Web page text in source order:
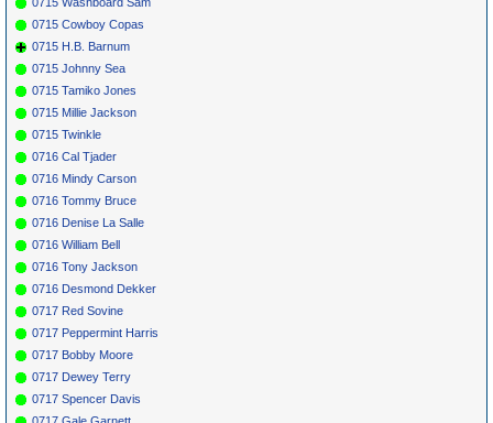
0715 Cowboy Copas
0715 H.B. Barnum
0715 Johnny Sea
0715 Tamiko Jones
0715 Millie Jackson
0715 Twinkle
0716 Cal Tjader
0716 Mindy Carson
0716 Tommy Bruce
0716 Denise La Salle
0716 William Bell
0716 Tony Jackson
0716 Desmond Dekker
0717 Red Sovine
0717 Peppermint Harris
0717 Bobby Moore
0717 Dewey Terry
0717 Spencer Davis